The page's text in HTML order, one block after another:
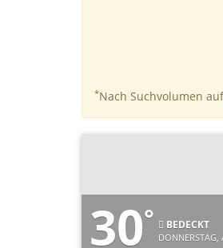
*Nach Suchvolumen
30° BEDECKT
DONNERSTAG,